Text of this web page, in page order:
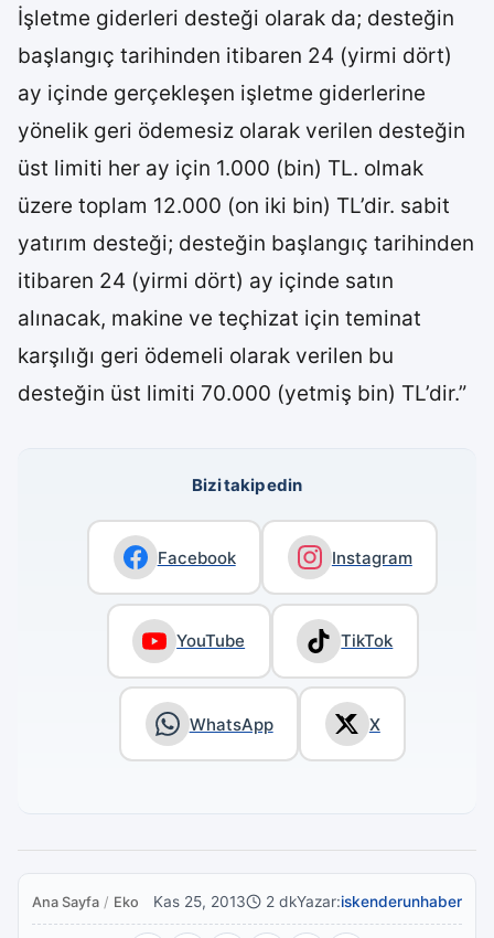
İşletme giderleri desteği olarak da; desteğin
başlangıç tarihinden itibaren 24 (yirmi dört)
ay içinde gerçekleşen işletme giderlerine
yönelik geri ödemesiz olarak verilen desteğin
üst limiti her ay için 1.000 (bin) TL. olmak
üzere toplam 12.000 (on iki bin) TL’dir. sabit
yatırım desteği; desteğin başlangıç tarihinden
itibaren 24 (yirmi dört) ay içinde satın
alınacak, makine ve teçhizat için teminat
karşılığı geri ödemeli olarak verilen bu
desteğin üst limiti 70.000 (yetmiş bin) TL’dir.”
Bizi takip edin
Facebook Instagram
YouTube TikTok
WhatsApp X
Ana Sayfa / EkonomiKas 25, 2013 2 dkYazar:iskenderunhaber